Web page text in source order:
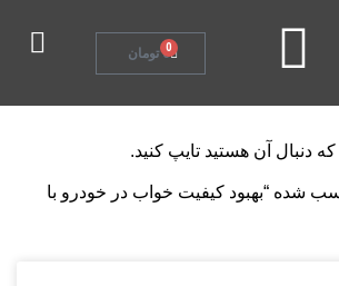
0 تومان 0
شده “بهبود کیفیت خواب در خودرو با
دنبال آن هستید تایپ کنید.